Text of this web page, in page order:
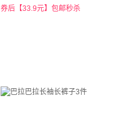
券后【33.9元】包邮秒杀